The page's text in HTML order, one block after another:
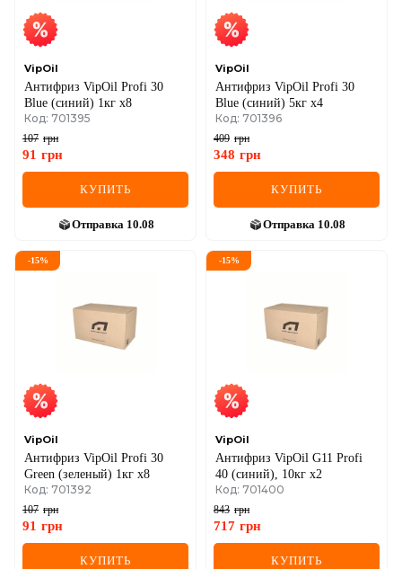
VipOil
Антифриз VipOil Profi 30
Blue (синий) 1кг х8
Код: 701395
107 грн
91 грн
КУПИТЬ
Отправка 10.08
VipOil
Антифриз VipOil Profi 30
Blue (синий) 5кг х4
Код: 701396
409 грн
348 грн
КУПИТЬ
Отправка 10.08
-15%
VipOil
Антифриз VipOil Profi 30
Green (зеленый) 1кг х8
Код: 701392
107 грн
91 грн
КУПИТЬ
-15%
VipOil
Антифриз VipOil G11 Profi
40 (синий), 10кг х2
Код: 701400
843 грн
717 грн
КУПИТЬ